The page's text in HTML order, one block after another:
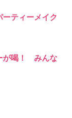
ティーメイク
が喝！ みんな